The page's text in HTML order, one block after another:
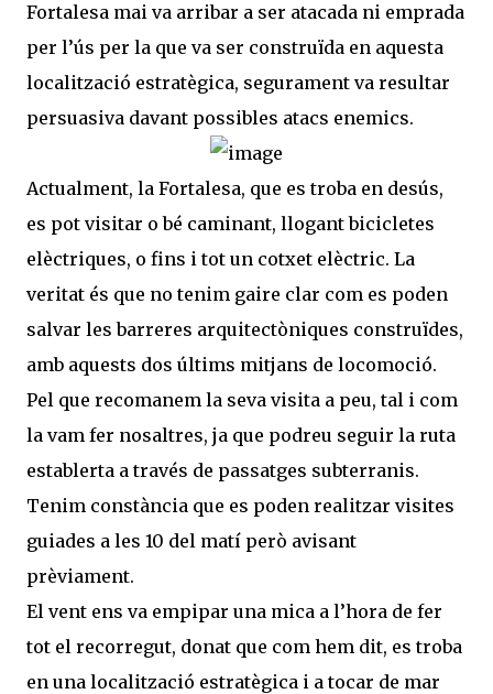
Fortalesa mai va arribar a ser atacada ni emprada
per l’ús per la que va ser construïda en aquesta
localització estratègica, segurament va resultar
persuasiva davant possibles atacs enemics.
Actualment, la Fortalesa, que es troba en desús,
es pot visitar o bé caminant, llogant bicicletes
elèctriques, o fins i tot un cotxet elèctric. La
veritat és que no tenim gaire clar com es poden
salvar les barreres arquitectòniques construïdes,
amb aquests dos últims mitjans de locomoció.
Pel que recomanem la seva visita a peu, tal i com
la vam fer nosaltres, ja que podreu seguir la ruta
establerta a través de passatges subterranis.
Tenim constància que es poden realitzar visites
guiades a les 10 del matí però avisant
prèviament.
El vent ens va empipar una mica a l’hora de fer
tot el recorregut, donat que com hem dit, es troba
en una localització estratègica i a tocar de mar